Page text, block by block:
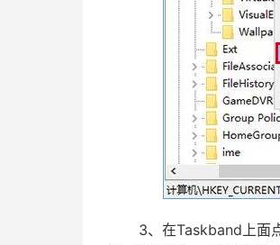
3、在Taskband上面点